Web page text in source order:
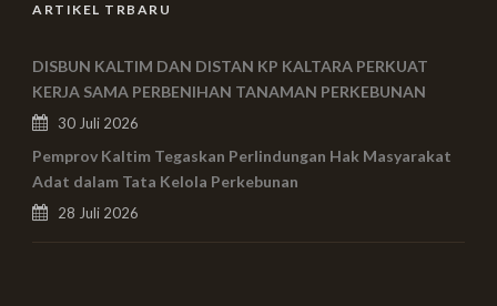
ARTIKEL TRBARU
DISBUN KALTIM DAN DISTAN KP KALTARA PERKUAT
KERJA SAMA PERBENIHAN TANAMAN PERKEBUNAN
30 Juli 2026
Pemprov Kaltim Tegaskan Perlindungan Hak Masyarakat
Adat dalam Tata Kelola Perkebunan
28 Juli 2026